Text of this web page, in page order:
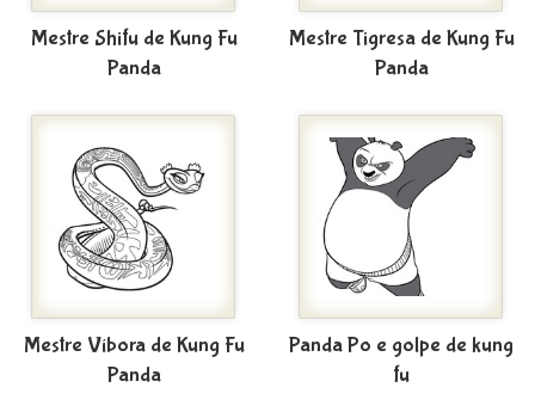
Mestre Shifu de Kung Fu
Panda
Mestre Tigresa de Kung Fu
Panda
Mestre Víbora de Kung Fu
Panda
Panda Po e golpe de kung
fu